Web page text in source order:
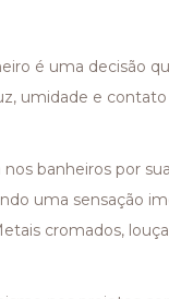
é uma decisão
umidade e
banheiros por
uma sensação
cromados,